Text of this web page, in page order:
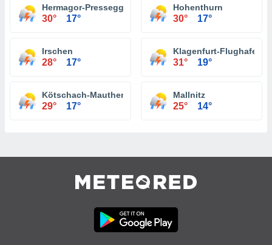
Hermagor-Pressegger See
30° 17°
Hohenthurn
30° 17°
Irschen
28° 17°
Klagenfurt-Flughafen
31° 19°
Kötschach-Mauthen
29° 17°
Mallnitz
25° 14°